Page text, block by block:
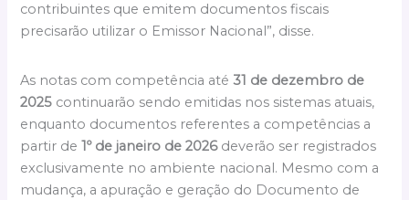
contribuintes que emitem documentos fiscais
precisarão utilizar o Emissor Nacional”, disse.
As notas com competência até31 de dezembro de
2025 continuarão sendo emitidas nos sistemas atuais,
enquanto documentos referentes a competências a
partir de1º de janeiro de 2026deverão ser registrados
exclusivamente no ambiente nacional. Mesmo com a
mudança, a apuração e geração do Documento de